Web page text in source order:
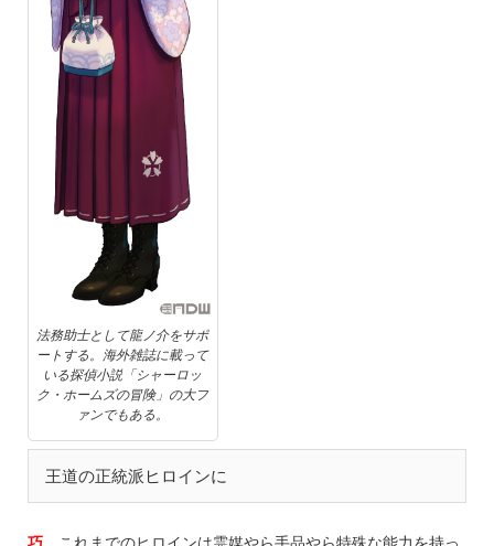
法務助士として龍ノ介をサポ
ートする。海外雑誌に載って
いる探偵小説「シャーロッ
ク・ホームズの冒険」の大フ
ァンでもある。
王道の正統派ヒロインに